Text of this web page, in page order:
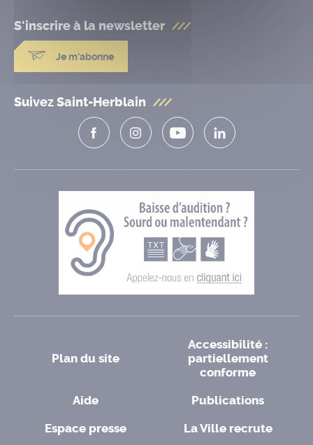
S'inscrire à la newsletter
Je m'abonne
Suivez Saint-Herblain
Plan du site
Accessibilité :
partiellement
conforme
Aide
Publications
Espace presse
La Ville recrute